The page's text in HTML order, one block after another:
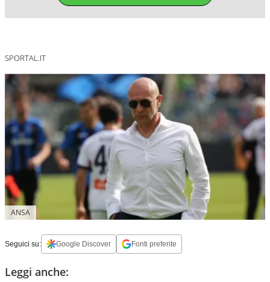
SPORTAL.IT
ANSA
Seguici su: Google Discover Fonti preferite
Leggi anche: